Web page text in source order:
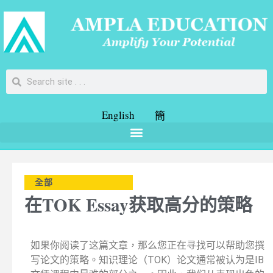
English 簡
全部
在TOK Essay获取高分的策略
如果你阅读了这篇文章，那么您正在寻找可以帮助您撰
写论文的策略。知识理论（TOK）论文通常被认为是IB